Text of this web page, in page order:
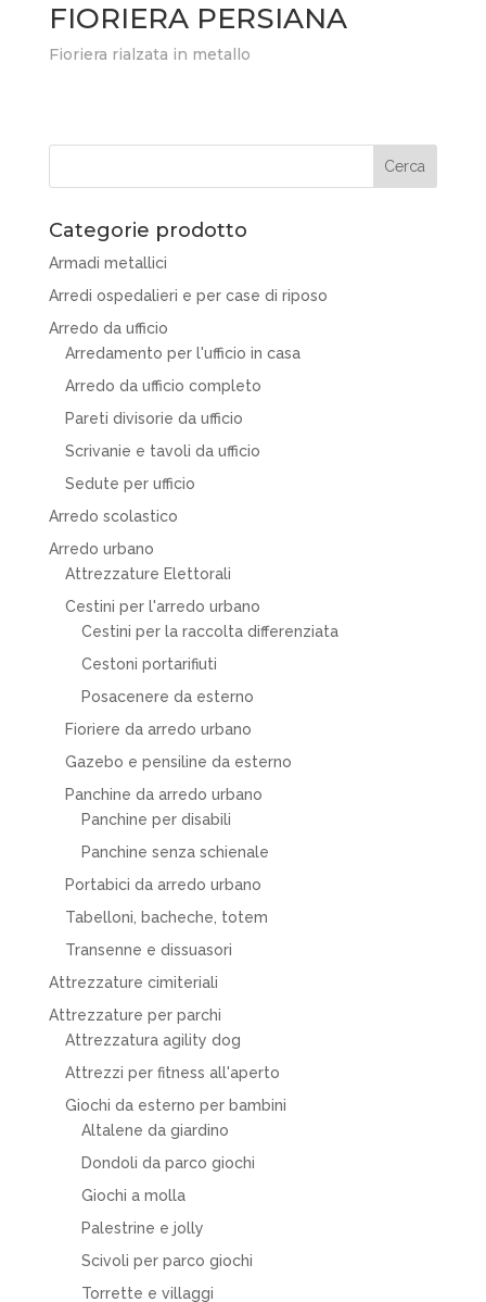
FIORIERA PERSIANA
Fioriera rialzata in metallo
Categorie prodotto
Armadi metallici
Arredi ospedalieri e per case di riposo
Arredo da ufficio
Arredamento per l'ufficio in casa
Arredo da ufficio completo
Pareti divisorie da ufficio
Scrivanie e tavoli da ufficio
Sedute per ufficio
Arredo scolastico
Arredo urbano
Attrezzature Elettorali
Cestini per l'arredo urbano
Cestini per la raccolta differenziata
Cestoni portarifiuti
Posacenere da esterno
Fioriere da arredo urbano
Gazebo e pensiline da esterno
Panchine da arredo urbano
Panchine per disabili
Panchine senza schienale
Portabici da arredo urbano
Tabelloni, bacheche, totem
Transenne e dissuasori
Attrezzature cimiteriali
Attrezzature per parchi
Attrezzatura agility dog
Attrezzi per fitness all'aperto
Giochi da esterno per bambini
Altalene da giardino
Dondoli da parco giochi
Giochi a molla
Palestrine e jolly
Scivoli per parco giochi
Torrette e villaggi